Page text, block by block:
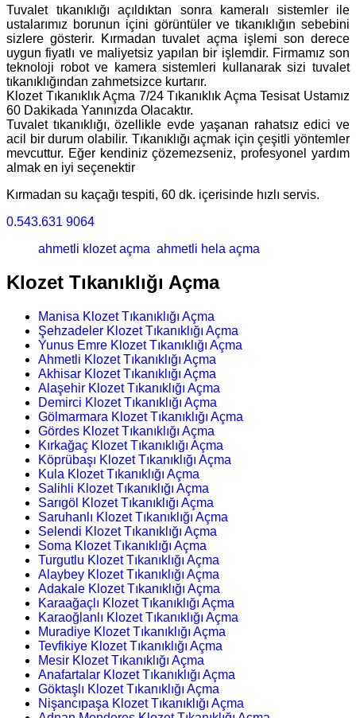
Tuvalet tıkanıklığı açıldıktan sonra kameralı sistemler ile
ustalarımız borunun içini görüntüler ve tıkanıklığın sebebini
sizlere gösterir. Kırmadan tuvalet açma işlemi son derece
uygun fiyatlı ve maliyetsiz yapılan bir işlemdir. Firmamız son
teknoloji robot ve kamera sistemleri kullanarak sizi tuvalet
tıkanıklığından zahmetsizce kurtarır.
Klozet Tıkanıklık Açma 7/24 Tıkanıklık Açma Tesisat Ustamız
60 Dakikada Yanınızda Olacaktır.
Tuvalet tıkanıklığı, özellikle evde yaşanan rahatsız edici ve
acil bir durum olabilir. Tıkanıklığı açmak için çeşitli yöntemler
mevcuttur. Eğer kendiniz çözemezseniz, profesyonel yardım
almak en iyi seçenektir
Kırmadan su kaçağı tespiti, 60 dk. içerisinde hızlı servis.
0.543.631 9064
ahmetli klozet açma ahmetli hela açma
Klozet Tıkanıklığı Açma
Manisa Klozet Tıkanıklığı Açma
Şehzadeler Klozet Tıkanıklığı Açma
Yunus Emre Klozet Tıkanıklığı Açma
Ahmetli Klozet Tıkanıklığı Açma
Akhisar Klozet Tıkanıklığı Açma
Alaşehir Klozet Tıkanıklığı Açma
Demirci Klozet Tıkanıklığı Açma
Gölmarmara Klozet Tıkanıklığı Açma
Gördes Klozet Tıkanıklığı Açma
Kırkağaç Klozet Tıkanıklığı Açma
Köprübaşı Klozet Tıkanıklığı Açma
Kula Klozet Tıkanıklığı Açma
Salihli Klozet Tıkanıklığı Açma
Sarıgöl Klozet Tıkanıklığı Açma
Saruhanlı Klozet Tıkanıklığı Açma
Selendi Klozet Tıkanıklığı Açma
Soma Klozet Tıkanıklığı Açma
Turgutlu Klozet Tıkanıklığı Açma
Alaybey Klozet Tıkanıklığı Açma
Adakale Klozet Tıkanıklığı Açma
Karaağaçlı Klozet Tıkanıklığı Açma
Karaoğlanlı Klozet Tıkanıklığı Açma
Muradiye Klozet Tıkanıklığı Açma
Tevfikiye Klozet Tıkanıklığı Açma
Mesir Klozet Tıkanıklığı Açma
Anafartalar Klozet Tıkanıklığı Açma
Göktaşlı Klozet Tıkanıklığı Açma
Nişancıpaşa Klozet Tıkanıklığı Açma